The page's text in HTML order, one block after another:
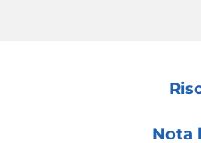
Nota